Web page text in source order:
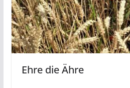
Ehre die Ähre